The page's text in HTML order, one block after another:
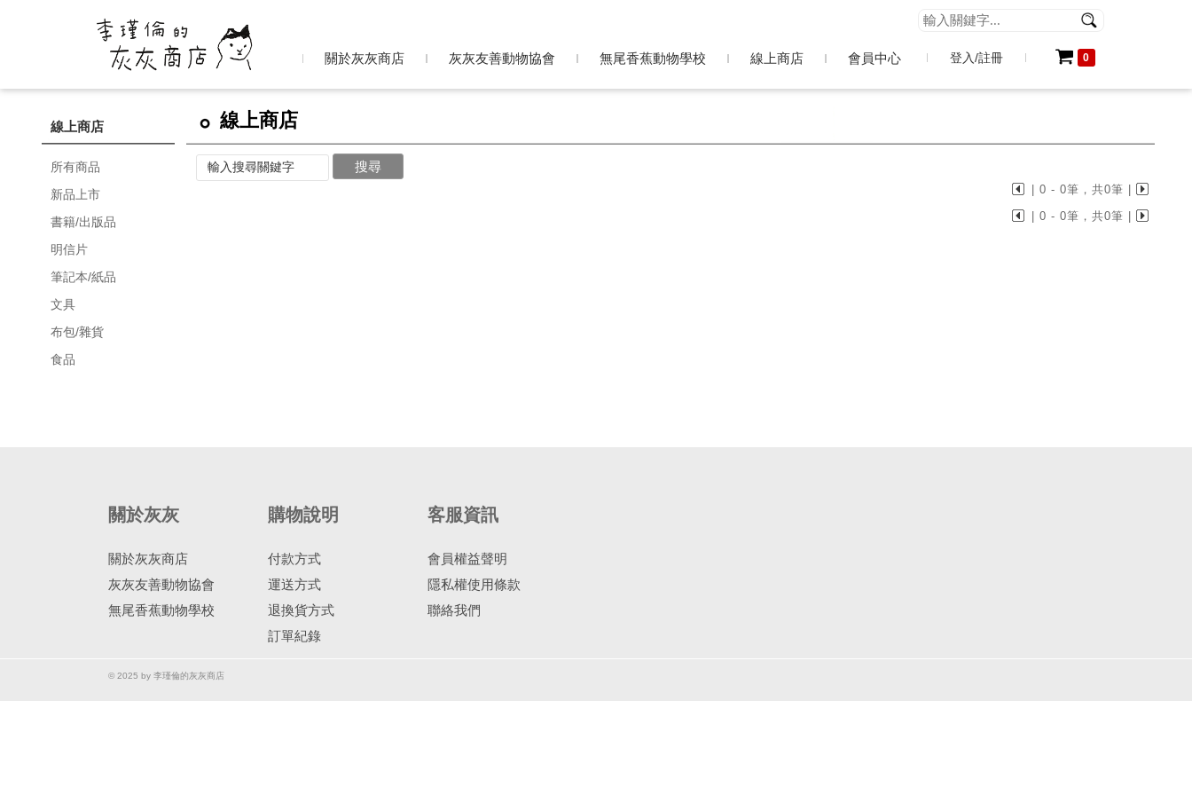
0
登入/註冊
關於灰灰商店 灰灰友善動物協會 無尾香蕉動物學校 線上商店 會員中心
線上商店
所有商品
新品上市
書籍/出版品
明信片
筆記本/紙品
文具
布包/雜貨
食品
線上商店
| 0 - 0筆，共0筆 |
| 0 - 0筆，共0筆 |
關於灰灰
關於灰灰商店
灰灰友善動物協會
無尾香蕉動物學校
購物說明
付款方式
運送方式
退換貨方式
訂單紀錄
客服資訊
會員權益聲明
隱私權使用條款
聯絡我們
© 2025 by 李瑾倫的灰灰商店